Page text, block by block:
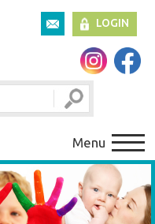
LOGIN
Menu